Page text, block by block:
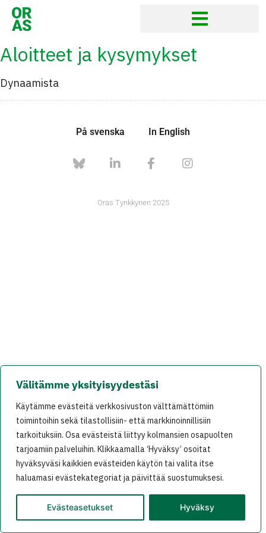
Välitämme yksityisyydestäsi
Käytämme evästeitä verkkosivuston välttämättömiin
toimintoihin sekä tilastollisiin- että markkinoinnillisiin
tarkoituksiin. Osa evästeistä liittyy kolmansien osapuolten
tarjoamiin palveluihin. Klikkaamalla ‘Hyväksy’ osoitat
hyväksyväsi kaikkien evästeiden käytön tai valita itse
haluamasi evästekategoriat ja päivittää suostumuksesi.
Evästeasetukset Hyväksy
Aloitteet ja kysymykset
Dynaamista
På svenska In English
Oras Tynkkynen 2025